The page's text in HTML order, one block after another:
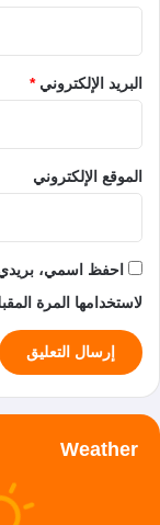
البريد الإلكتروني*
الموقع الإلكتروني
احفظ اسمي، بريدي
لاستخدامها المرة
Weather